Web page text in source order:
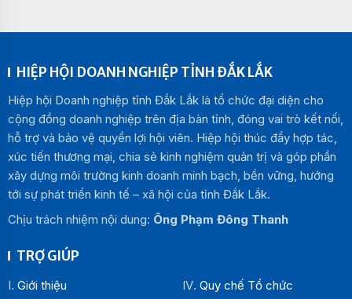
HIỆP HỘI DOANH NGHIỆP TỈNH ĐẮK LẮK
Hiệp hội Doanh nghiệp tỉnh Đắk Lắk là tổ chức đại diện cho
cộng đồng doanh nghiệp trên địa bàn tỉnh, đóng vai trò kết nối,
hỗ trợ và bảo vệ quyền lợi hội viên. Hiệp hội thúc đẩy hợp tác,
xúc tiến thương mại, chia sẻ kinh nghiệm quản trị và góp phần
xây dựng môi trường kinh doanh minh bạch, bền vững, hướng
tới sự phát triển kinh tế – xã hội của tỉnh Đắk Lắk.
Chịu trách nhiệm nội dung: Ông Phạm Đông Thanh
TRỢ GIÚP
Giới thiệu
Quy chế Tổ chức